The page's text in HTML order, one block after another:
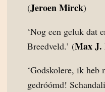
(Jeroen Mirck)
‘Nog een geluk dat
Breedveld.’ (Max J.
‘Godskolere, ik heb
gedróómd!